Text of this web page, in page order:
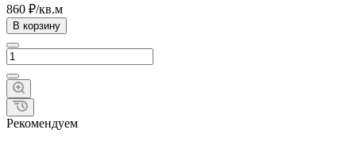
860 ₽/кв.м
В корзину
Рекомендуем